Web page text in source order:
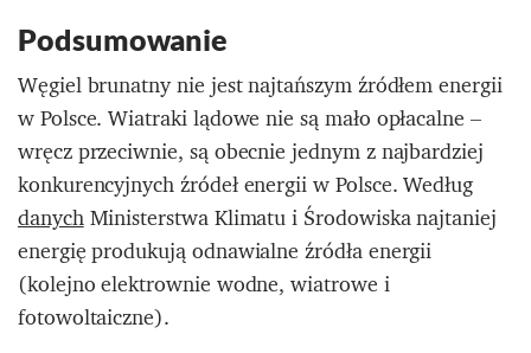
Podsumowanie
Węgiel brunatny nie jest najtańszym źródłem energii
w Polsce. Wiatraki lądowe nie są mało opłacalne –
wręcz przeciwnie, są obecnie jednym z najbardziej
konkurencyjnych źródeł energii w Polsce. Według
danychMinisterstwa Klimatu i Środowiska najtaniej
energię produkują odnawialne źródła energii
(kolejno elektrownie wodne, wiatrowe i
fotowoltaiczne).